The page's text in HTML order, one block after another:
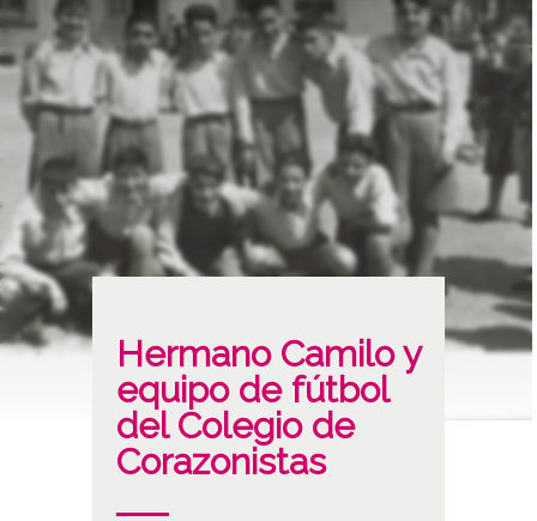
Hermano Camilo y
equipo de fútbol
del Colegio de
Corazonistas